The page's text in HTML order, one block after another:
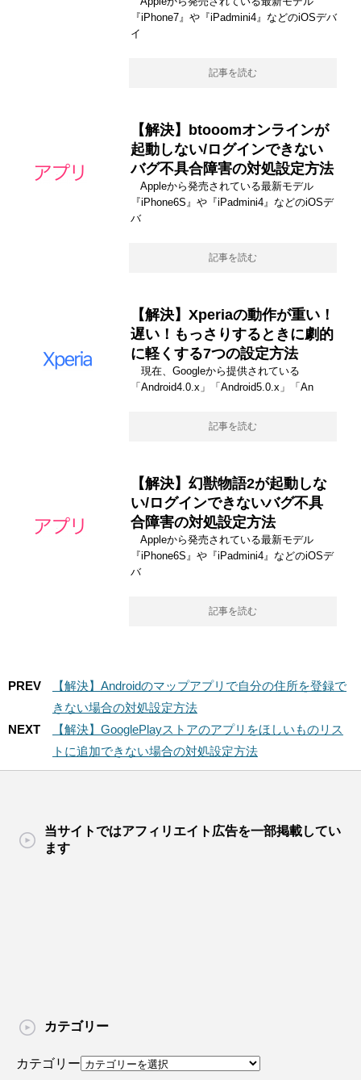
『iPhone7』や『iPadmini4』などのiOSデバ
イ
記事を読む
【解決】btooomオンラインが
起動しない/ログインできない
バグ不具合障害の対処設定方法
Appleから発売されている最新モデル
『iPhone6S』や『iPadmini4』などのiOSデ
バ
記事を読む
【解決】Xperiaの動作が重い！
遅い！もっさりするときに劇的
に軽くする7つの設定方法
現在、Googleから提供されている
「Android4.0.x」「Android5.0.x」「An
記事を読む
【解決】幻獣物語2が起動しな
い/ログインできないバグ不具
合障害の対処設定方法
Appleから発売されている最新モデル
『iPhone6S』や『iPadmini4』などのiOSデ
バ
記事を読む
PREV
【解決】Androidのマップアプリで自分の住所を登録で
きない場合の対処設定方法
NEXT
【解決】GooglePlayストアのアプリをほしいものリス
トに追加できない場合の対処設定方法
当サイトではアフィリエイト広告を一部掲載してい
ます
カテゴリー
カテゴリー